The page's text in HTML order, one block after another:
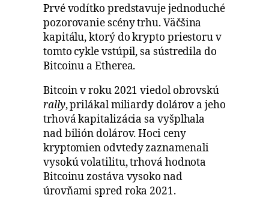
Prvé vodítko predstavuje jednoduché
pozorovanie scény trhu. Väčšina
kapitálu, ktorý do krypto priestoru v
tomto cykle vstúpil, sa sústredila do
Bitcoinu a Etherea.
Bitcoin v roku 2021 viedol obrovskú
rally, prilákal miliardy dolárov a jeho
trhová kapitalizácia sa vyšplhala
nad bilión dolárov. Hoci ceny
kryptomien odvtedy zaznamenali
vysokú volatilitu, trhová hodnota
Bitcoinu zostáva vysoko nad
úrovňami spred roka 2021.